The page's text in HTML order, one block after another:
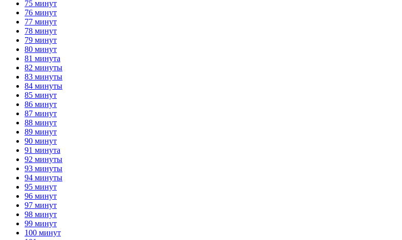
75 минут
76 минут
77 минут
78 минут
79 минут
80 минут
81 минута
82 минуты
83 минуты
84 минуты
85 минут
86 минут
87 минут
88 минут
89 минут
90 минут
91 минута
92 минуты
93 минуты
94 минуты
95 минут
96 минут
97 минут
98 минут
99 минут
100 минут